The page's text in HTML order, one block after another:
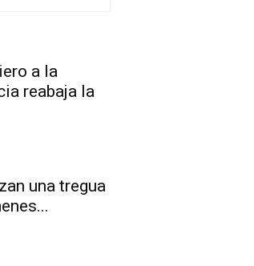
a la
reabaja la
una tregua